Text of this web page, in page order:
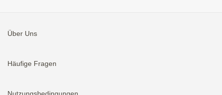
Über Uns
Häufige Fragen
Nutzungsbedingungen